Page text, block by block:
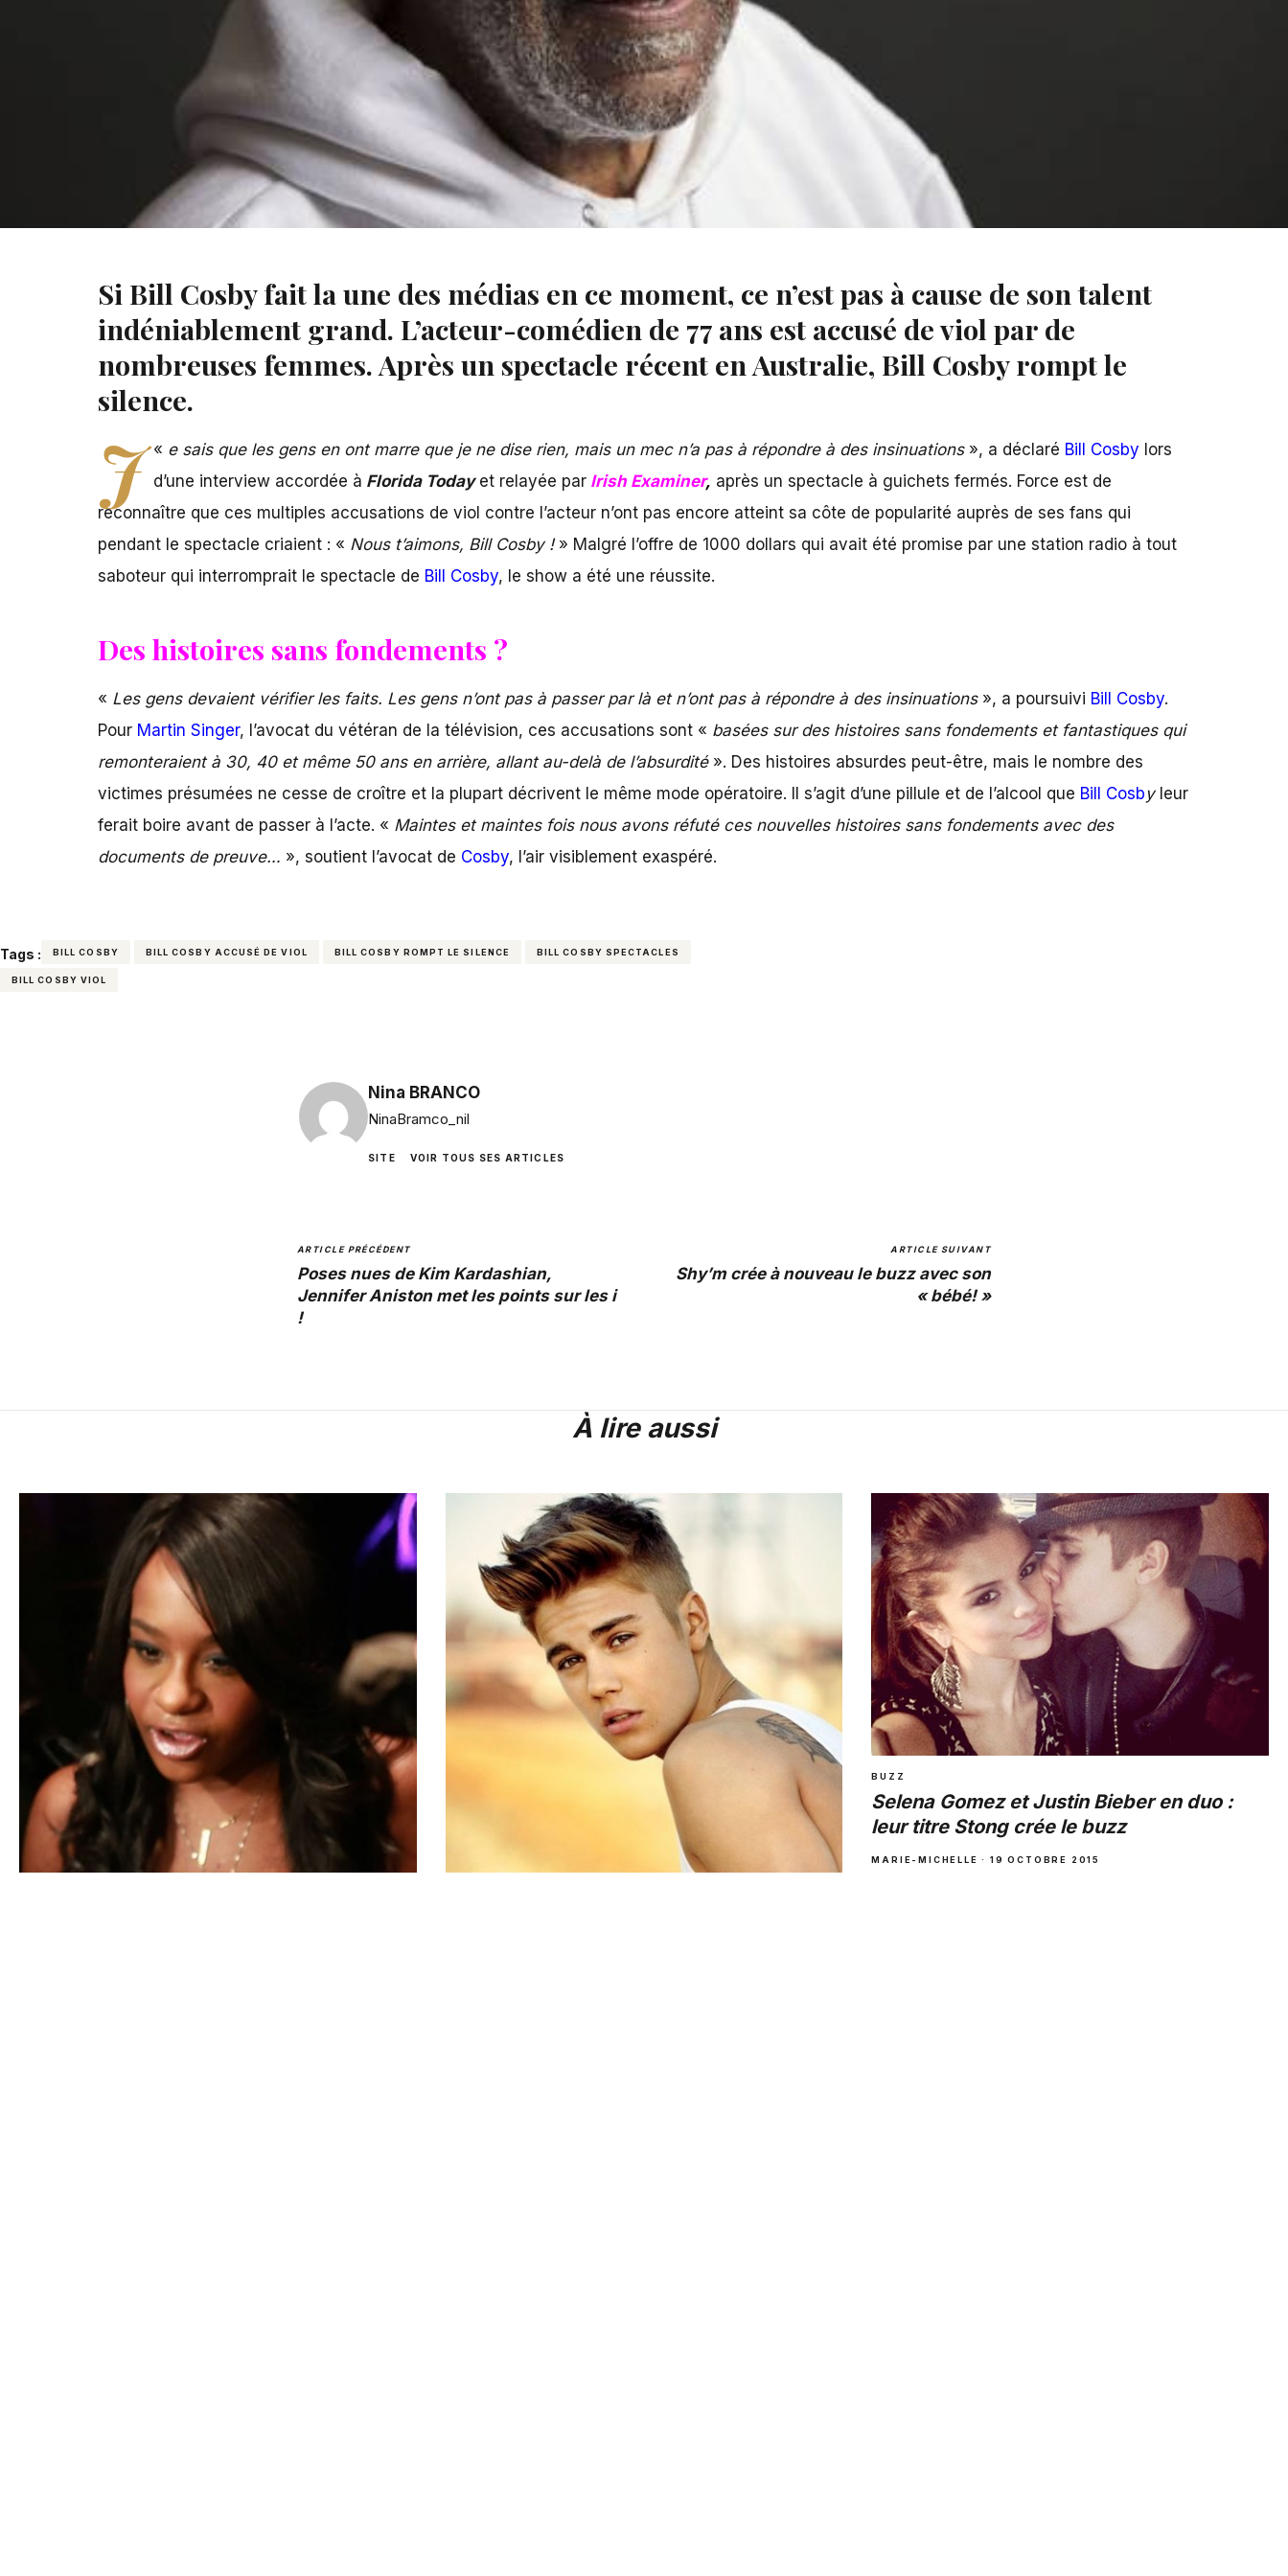
Si Bill Cosby fait la une des médias en ce moment, ce n’est pas à cause de son talent
indéniablement grand. L’acteur-comédien de 77 ans est accusé de viol par de
nombreuses femmes. Après un spectacle récent en Australie, Bill Cosby rompt le
silence.
«
J e sais que les gens en ont marre que je ne dise rien, mais un mec n’a pas à répondre à des insinuations», a déclaré Bill Cosby lors
d’une interview accordée à Florida Todayet relayée parIrish Examiner, après un spectacle à guichets fermés. Force est de
reconnaître que ces multiples accusations de viol contre l’acteur n’ont pas encore atteint sa côte de popularité auprès de ses fans qui
pendant le spectacle criaient : « Nous t’aimons, Bill Cosby ! » Malgré l’offre de 1000 dollars qui avait été promise par une station radio à tout
saboteur qui interromprait le spectacle de Bill Cosby, le show a été une réussite.
Des histoires sans fondements ?
« Les gens devaient vérifier les faits. Les gens n’ont pas à passer par là et n’ont pas à répondre à des insinuations», a poursuivi Bill Cosby.
Pour Martin Singer, l’avocat du vétéran de la télévision, ces accusations sont « basées sur des histoires sans fondements et fantastiques qui
remonteraient à 30, 40 et même 50 ans en arrière, allant au-delà de l’absurdité». Des histoires absurdes peut-être, mais le nombre des
victimes présumées ne cesse de croître et la plupart décrivent le même mode opératoire. Il s’agit d’une pillule et de l’alcool que Bill Cosbyleur
ferait boire avant de passer à l’acte. « Maintes et maintes fois nous avons réfuté ces nouvelles histoires sans fondements avec des
documents de preuve… », soutient l’avocat de Cosby, l’air visiblement exaspéré.
Tags : BILL COSBY BILL COSBY ACCUSÉ DE VIOL BILL COSBY ROMPT LE SILENCE BILL COSBY SPECTACLES
BILL COSBY VIOL
Nina BRANCO
NinaBramco_nil
SITE VOIR TOUS SES ARTICLES
ARTICLE PRÉCÉDENT
Poses nues de Kim Kardashian,
Jennifer Aniston met les points sur les i
!
ARTICLE SUIVANT
Shy’m crée à nouveau le buzz avec son
« bébé! »
À lire aussi
BUZZ
Selena Gomez et Justin Bieber en duo :
leur titre Stong crée le buzz
MARIE-MICHELLE · 19 OCTOBRE 2015